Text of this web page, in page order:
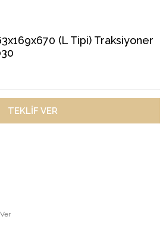
(L Tipi) Traksiyoner